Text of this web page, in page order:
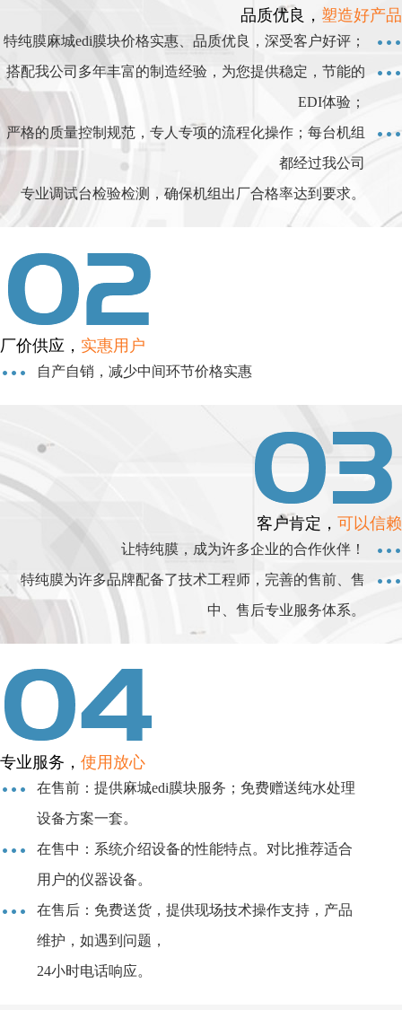
品质优良， 塑造好产品
特纯膜麻城edi膜块价格实惠、品质优良，深受客户好评；
搭配我公司多年丰富的制造经验，为您提供稳定，节能的
EDI体验；
严格的质量控制规范，专人专项的流程化操作；每台机组
都经过我公司
专业调试台检验检测，确保机组出厂合格率达到要求。
厂价供应， 实惠用户
自产自销，减少中间环节价格实惠
客户肯定， 可以信赖
让特纯膜，成为许多企业的合作伙伴！
特纯膜为许多品牌配备了技术工程师，完善的售前、售
中、售后专业服务体系。
专业服务， 使用放心
在售前：提供麻城edi膜块服务；免费赠送纯水处理
设备方案一套。
在售中：系统介绍设备的性能特点。对比推荐适合
用户的仪器设备。
在售后：免费送货，提供现场技术操作支持，产品
维护，如遇到问题，
24小时电话响应。